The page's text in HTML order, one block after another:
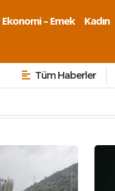
Ekonomi – Emek Kadın
Tüm Haberler